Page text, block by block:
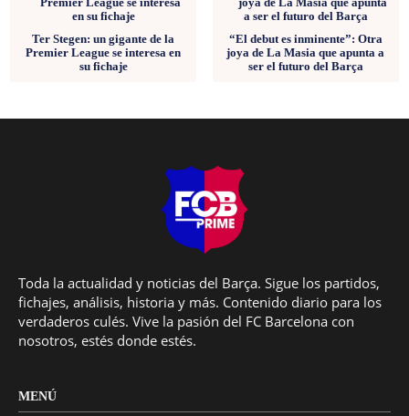
Ter Stegen: un gigante de la
Premier League se interesa en
su fichaje
“El debut es inminente”: Otra
joya de La Masia que apunta a
ser el futuro del Barça
Toda la actualidad y noticias del Barça. Sigue los partidos,
fichajes, análisis, historia y más. Contenido diario para los
verdaderos culés. Vive la pasión del FC Barcelona con
nosotros, estés donde estés.
MENÚ